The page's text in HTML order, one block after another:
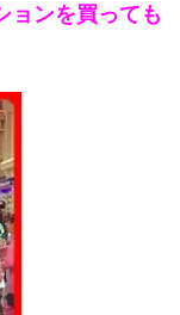
ョンを買っても